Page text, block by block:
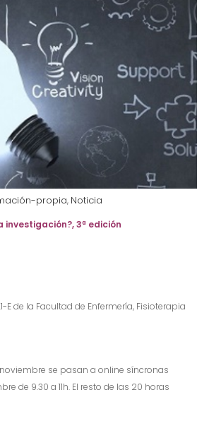
propia, Noticia
3ª edición
E de la Facultad de Enfermería, Fisioterapia
se pasan a online síncronas
de 9.30 a 11h. El resto de las 20 horas